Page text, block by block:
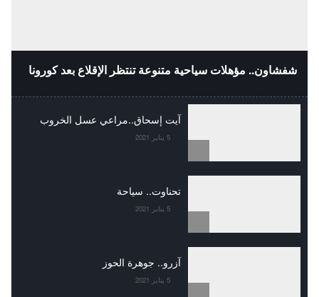
شفشاون.. مؤهلات سياحية متنوعة تنتظر الإقلاع بعد كورونا
آيت إسحاق..مراعي عسل الخروب
5 يناير 2021
تحناوت.. سياحة
5 يناير 2021
آزرو.. جوهرة الحوز
5 يناير 2021